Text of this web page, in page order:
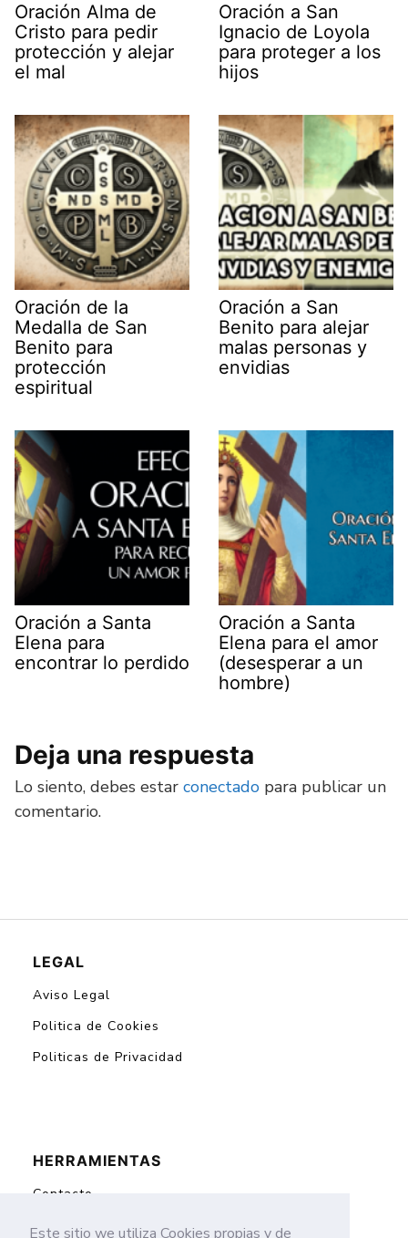
Oración Alma de
Cristo para pedir
protección y alejar
el mal
Oración a San
Ignacio de Loyola
para proteger a los
hijos
Oración de la
Medalla de San
Benito para
protección
espiritual
Oración a San
Benito para alejar
malas personas y
envidias
Oración a Santa
Elena para
encontrar lo perdido
Oración a Santa
Elena para el amor
(desesperar a un
hombre)
Deja una respuesta
Lo siento, debes estar conectado para publicar un
comentario.
LEGAL
Aviso Legal
Politica de Cookies
Politicas de Privacidad
HERRAMIENTAS
Contacto
Mapa del Sitio
Este sitio we utiliza Cookies propias y de